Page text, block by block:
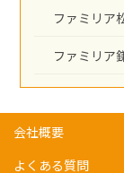
ファミリア
ファミリア
会社概要
よくある質問